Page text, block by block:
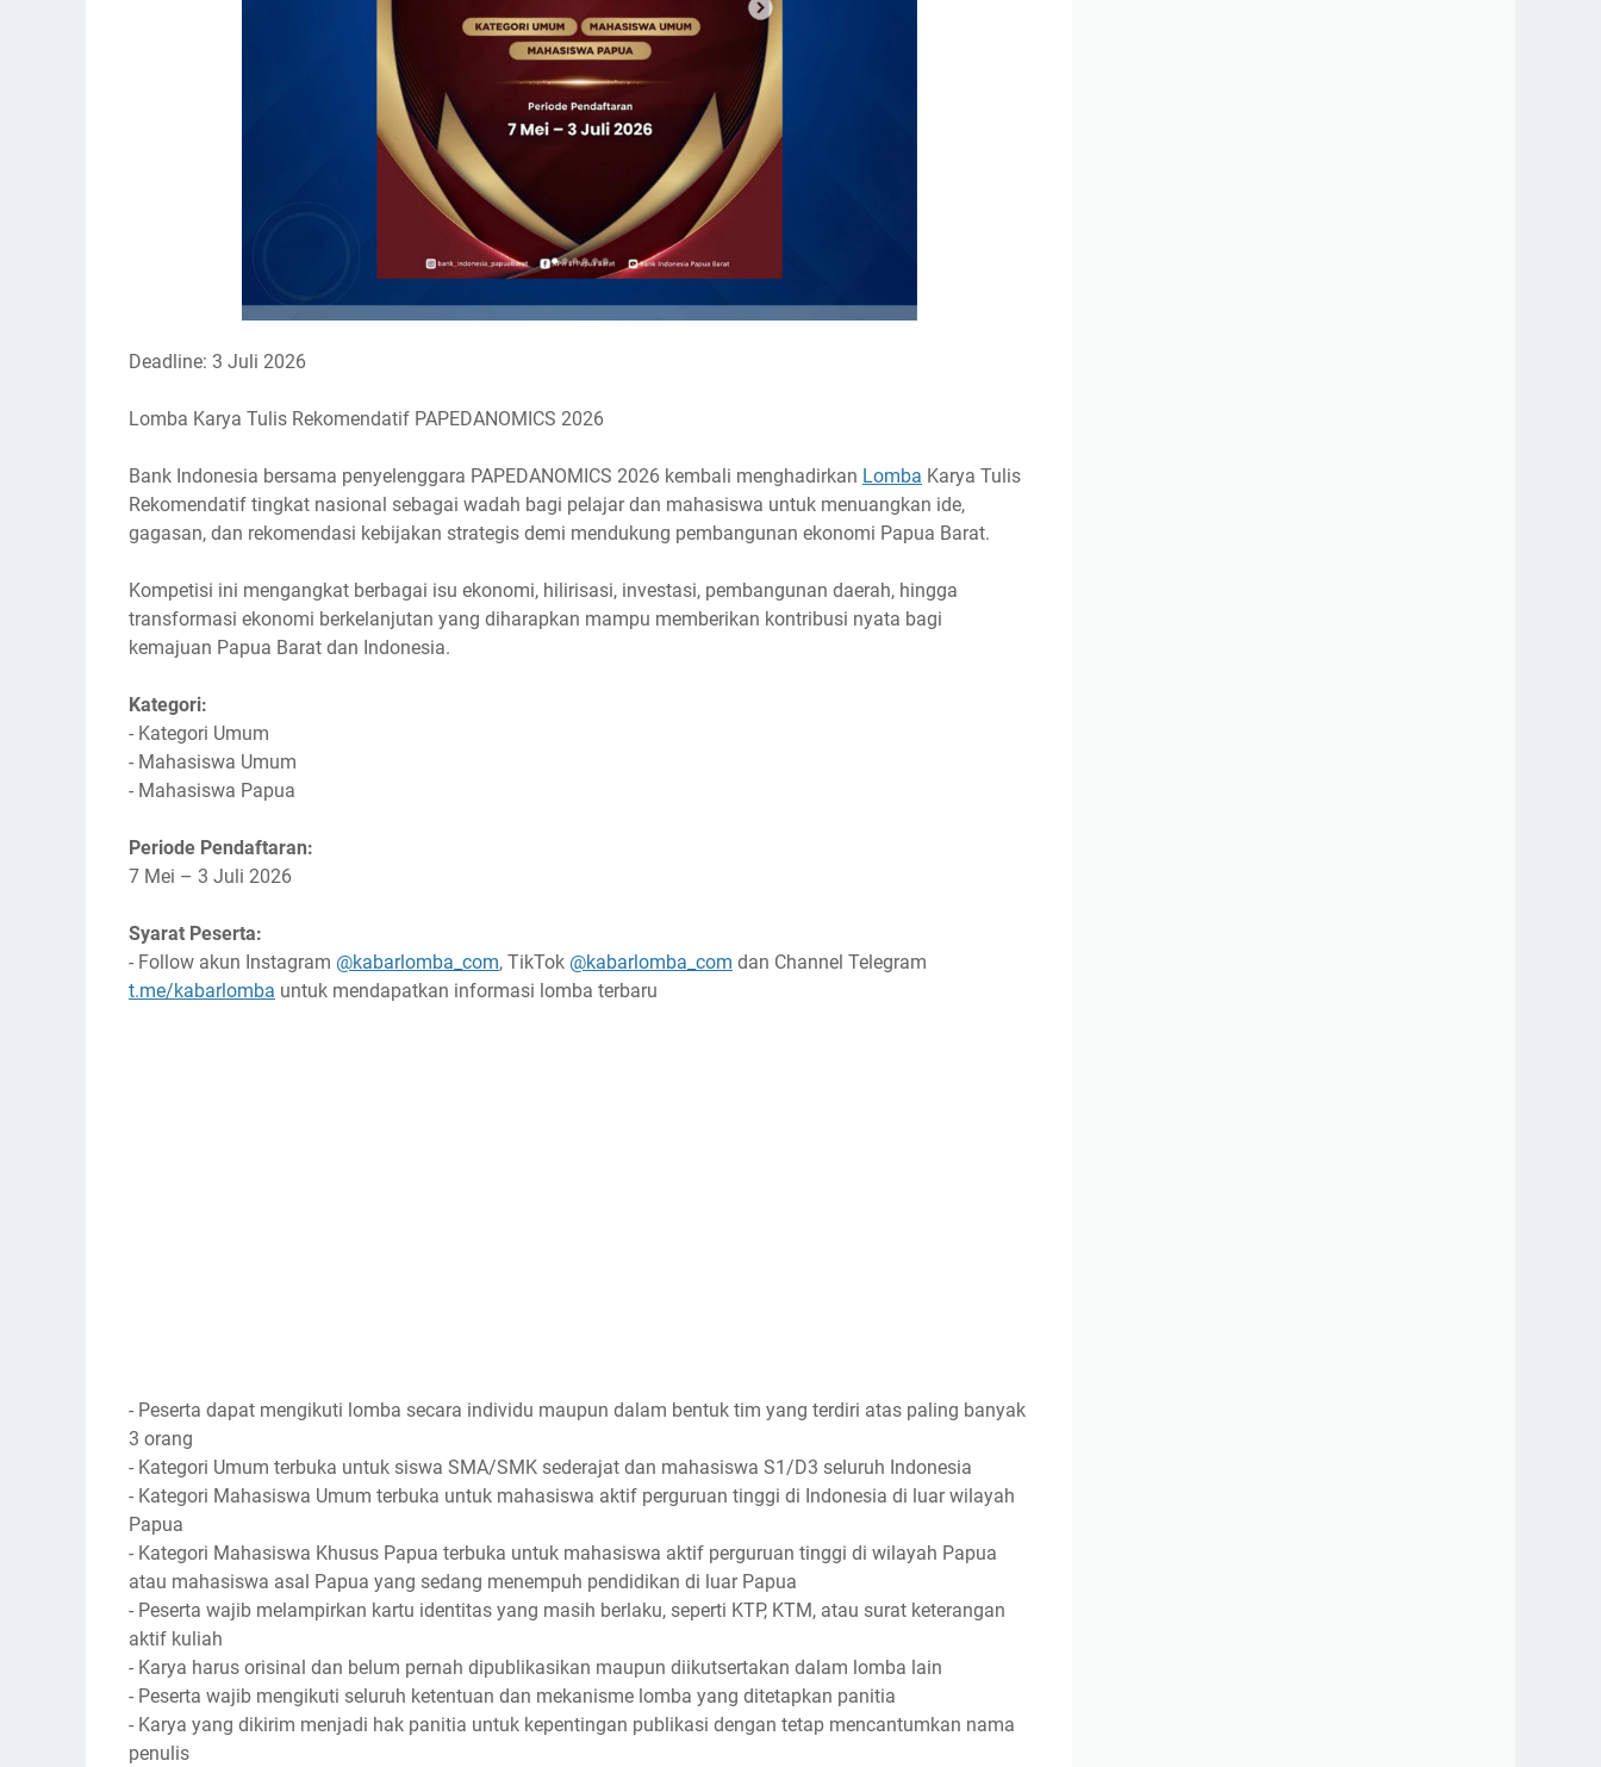
Deadline: 3 Juli 2026
Lomba Karya Tulis Rekomendatif PAPEDANOMICS 2026
Bank Indonesia bersama penyelenggara PAPEDANOMICS 2026 kembali menghadirkan Lomba Karya Tulis
Rekomendatif tingkat nasional sebagai wadah bagi pelajar dan mahasiswa untuk menuangkan ide,
gagasan, dan rekomendasi kebijakan strategis demi mendukung pembangunan ekonomi Papua Barat.
Kompetisi ini mengangkat berbagai isu ekonomi, hilirisasi, investasi, pembangunan daerah, hingga
transformasi ekonomi berkelanjutan yang diharapkan mampu memberikan kontribusi nyata bagi
kemajuan Papua Barat dan Indonesia.
Kategori:
- Kategori Umum
- Mahasiswa Umum
- Mahasiswa Papua
Periode Pendaftaran:
7 Mei – 3 Juli 2026
Syarat Peserta:
- Follow akun Instagram @kabarlomba_com, TikTok @kabarlomba_com dan Channel Telegram
t.me/kabarlomba untuk mendapatkan informasi lomba terbaru
- Peserta dapat mengikuti lomba secara individu maupun dalam bentuk tim yang terdiri atas paling banyak
3 orang
- Kategori Umum terbuka untuk siswa SMA/SMK sederajat dan mahasiswa S1/D3 seluruh Indonesia
- Kategori Mahasiswa Umum terbuka untuk mahasiswa aktif perguruan tinggi di Indonesia di luar wilayah
Papua
- Kategori Mahasiswa Khusus Papua terbuka untuk mahasiswa aktif perguruan tinggi di wilayah Papua
atau mahasiswa asal Papua yang sedang menempuh pendidikan di luar Papua
- Peserta wajib melampirkan kartu identitas yang masih berlaku, seperti KTP, KTM, atau surat keterangan
aktif kuliah
- Karya harus orisinal dan belum pernah dipublikasikan maupun diikutsertakan dalam lomba lain
- Peserta wajib mengikuti seluruh ketentuan dan mekanisme lomba yang ditetapkan panitia
- Karya yang dikirim menjadi hak panitia untuk kepentingan publikasi dengan tetap mencantumkan nama
penulis